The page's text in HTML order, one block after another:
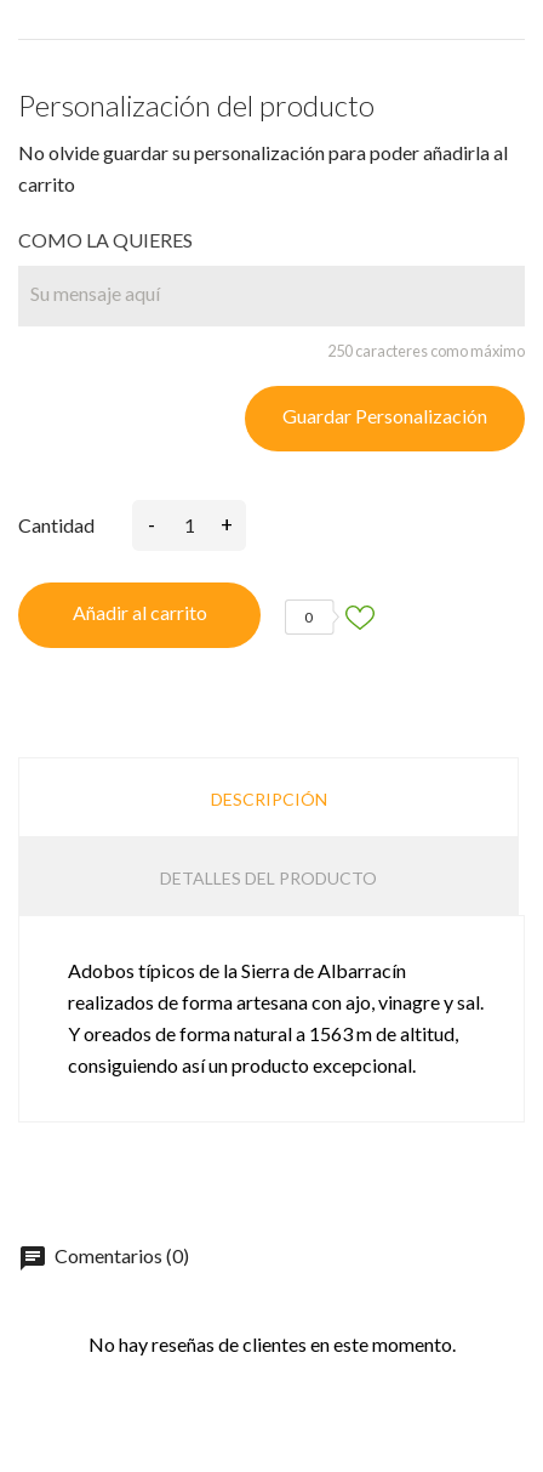
Personalización del producto
No olvide guardar su personalización para poder añadirla al
carrito
COMO LA QUIERES
250 caracteres como máximo
Guardar Personalización
Cantidad - +
Añadir al carrito 0
DESCRIPCIÓN
DETALLES DEL PRODUCTO
Adobos típicos de la Sierra de Albarracín
realizados de forma artesana con ajo, vinagre y sal.
Y oreados de forma natural a 1563 m de altitud,
consiguiendo así un producto excepcional.
chat Comentarios (0)
No hay reseñas de clientes en este momento.